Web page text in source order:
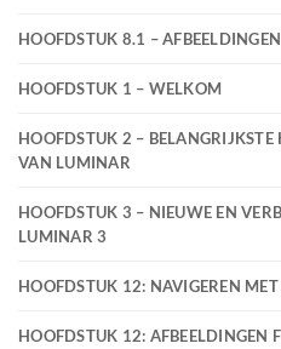
HOOFDSTUK 8.1 –
HOOFDSTUK 1 – WELKOM
HOOFDSTUK 2 –
VAN LUMINAR
HOOFDSTUK 3 – NIEUWE EN
LUMINAR 3
HOOFDSTUK 12: NAVIGEREN
HOOFDSTUK 12: AFBEELDINGEN